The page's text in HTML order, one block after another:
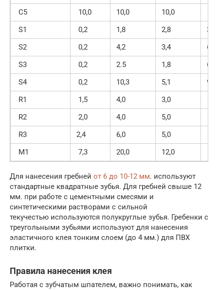
C5
10,0 10,0 10,0
S1
0,2 1,8 2,8
S2
0,2 4,2 3,4
S3
0,2 2.5 1,8
S4
0,2 10,3 5,1
R1
1,5 4,0 3,0
R2
2,0 4,0 5,0
R3
2,4 6,0 5,0
M1
7,3 20,0 12,0
Для нанесения гребней от 6 до 10-12 мм. используют
стандартные квадратные зубья. Для гребней свыше 12
мм. при работе с цементными смесями и
синтетическими растворами с сильной
текучестью используются полукруглые зубья. Гребенки с
треугольными зубьями используют для нанесения
эластичного клея тонким слоем (до 4 мм.) для ПВХ
плитки.
Правила нанесения клея
Работая с зубчатым шпателем, важно понимать, как